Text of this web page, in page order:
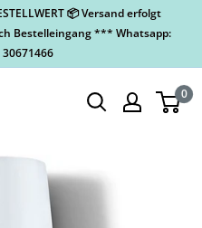
📦 Versand erfolgt
Bestelleingang *** Whatsapp:
30671466
0